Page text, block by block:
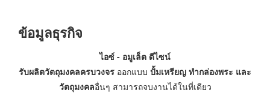
ข้อมูลธุรกิจ
ไอซ์ - อมูเล็ต ดีไซน์
รับผลิตวัตถุมงคลครบวงจร ออกแบบ ปั้มเหรียญ ทำกล่องพระ และ
วัตถุมงคลอื่นๆ สามารถจบงานได้ในที่เดียว